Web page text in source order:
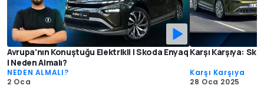
Avrupa'nın Konuştuğu Elektrikli | Skoda Enyaq
| Neden Almalı?
NEDEN ALMALI?
2 Oca
Karşı Karşıya:
Karşı Karşıya
28 Oca 2025